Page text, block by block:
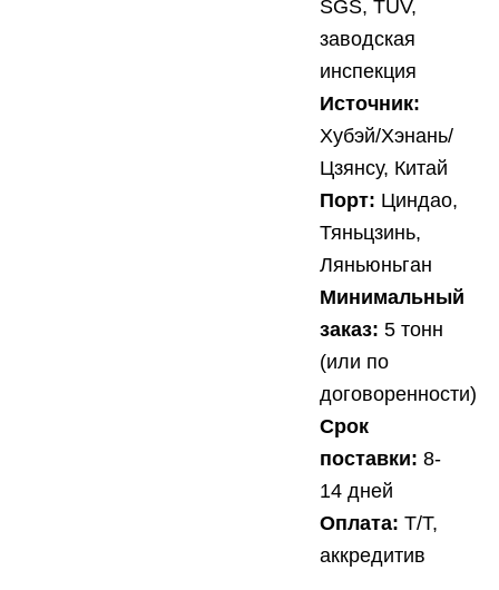
SGS, TUV,
заводская
инспекция
Источник:
Хубэй/Хэнань/
Цзянсу, Китай
Порт: Циндао,
Тяньцзинь,
Ляньюньган
Минимальный
заказ: 5 тонн
(или по
договоренности)
Срок
поставки:8-
14 дней
Оплата:Т/Т,
аккредитив